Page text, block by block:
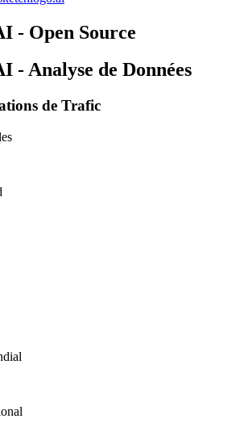
- Open Source
- Analyse de Données
de Trafic